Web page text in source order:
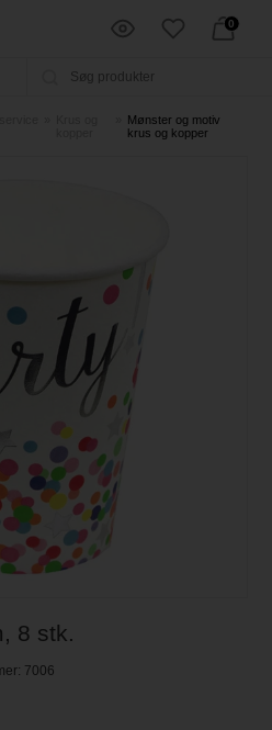
0
Mønster og motiv
krus og kopper
8 stk.
7006